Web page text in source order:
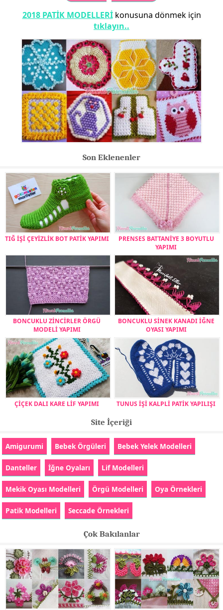
2018 PATİK MODELLERİkonusuna dönmek için
tıklayın..
Son Eklenenler
TIĞ İŞİ ÇEYİZLİK BOT PATİK YAPIMI
PRENSES BATTANİYE 3 BOYUTLU
YAPIMI
BONCUKLU ZİNCİRLER ÖRGÜ
MODELİ YAPIMI
BONCUKLU SİNEK KANADI İĞNE
OYASI YAPIMI
ÇİÇEK DALI KARE LİF YAPIMI TUNUS İŞİ KALPLİ PATİK YAPILIŞI
Site İçeriği
Amigurumi Bebek Örgüleri Bebek Yelek Modelleri
Danteller İğne Oyaları Lif Modelleri
Mekik Oyası Modelleri Örgü Modelleri Oya Örnekleri
Patik Modelleri Seccade Örnekleri
Çok Bakılanlar